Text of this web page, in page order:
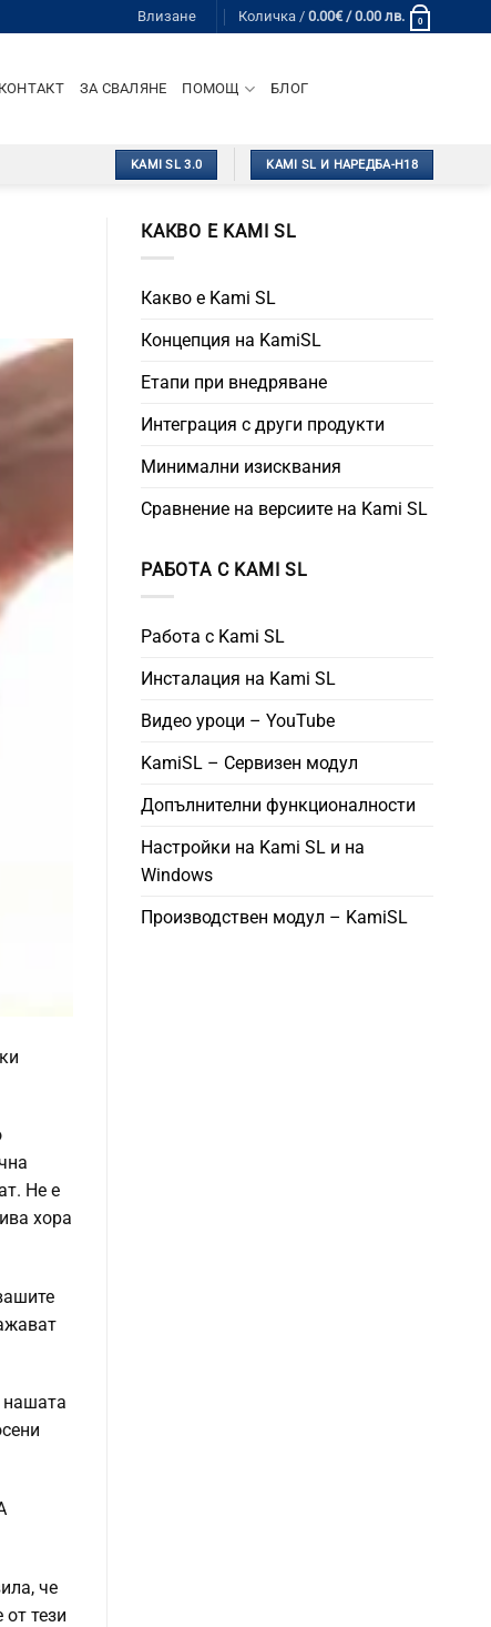
Влизане Количка / 0.00€/ 0.00 лв. 0
КОНТАКТ ЗА СВАЛЯНЕ ПОМОЩ БЛОГ
KAMI SL 3.0 KAMI SL И НАРЕДБА-Н18
Не е
хора
нашата
че
тези
КАКВО Е KAMI SL
Какво е Kami SL
Концепция на KamiSL
Етапи при внедряване
Интеграция с други продукти
Минимални изисквания
Сравнение на версиите на Kami SL
РАБОТА С KAMI SL
Работа с Kami SL
Инсталация на Kami SL
Видео уроци – YouTube
KamiSL – Сервизен модул
Допълнителни функционалности
Настройки на Kami SL и на
Windows
Производствен модул – KamiSL